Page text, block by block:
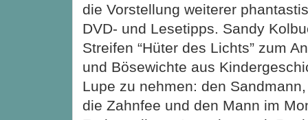
die Vorstellung weiterer
DVD- und Lesetipps. Sandy
Streifen “Hüter des Lichts” zum
und Bösewichte aus
Lupe zu nehmen: den
die Zahnfee und den Mann im